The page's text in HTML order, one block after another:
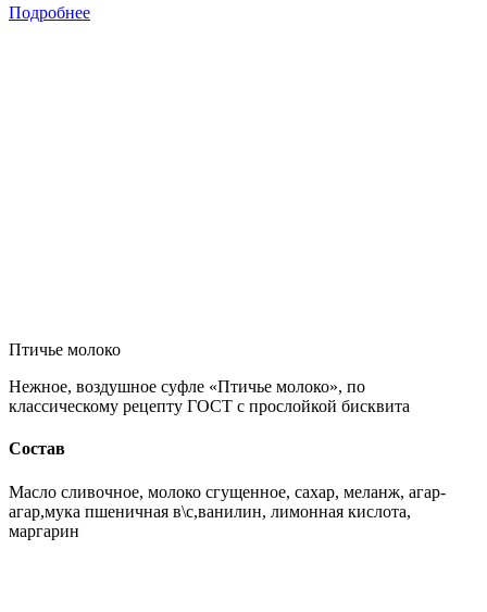
Подробнее
Птичье молоко
Нежное, воздушное суфле «Птичье молоко», по
классическому рецепту ГОСТ с прослойкой бисквита
Состав
Масло сливочное, молоко сгущенное, сахар, меланж, агар-
агар,мука пшеничная в\с,ванилин, лимонная кислота,
маргарин